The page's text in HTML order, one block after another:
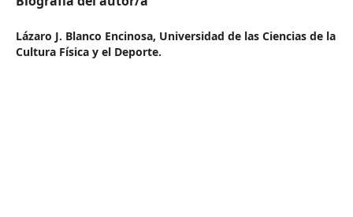
Lázaro J. Blanco Encinosa, Universidad de las Ciencias de la
Cultura Física y el Deporte.